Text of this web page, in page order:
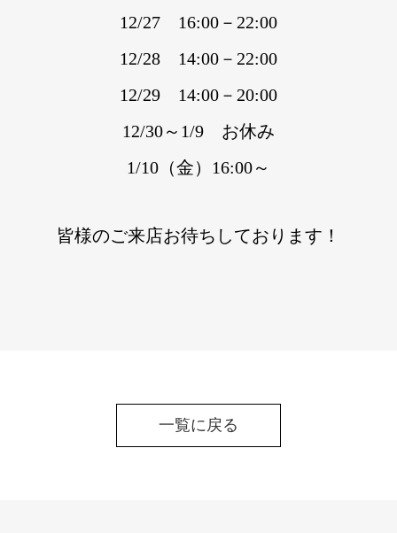
12/27 16:00－22:00
12/28 14:00－22:00
12/29 14:00－20:00
12/30～1/9 お休み
1/10（金）16:00～
皆様のご来店お待ちしております！
一覧に戻る